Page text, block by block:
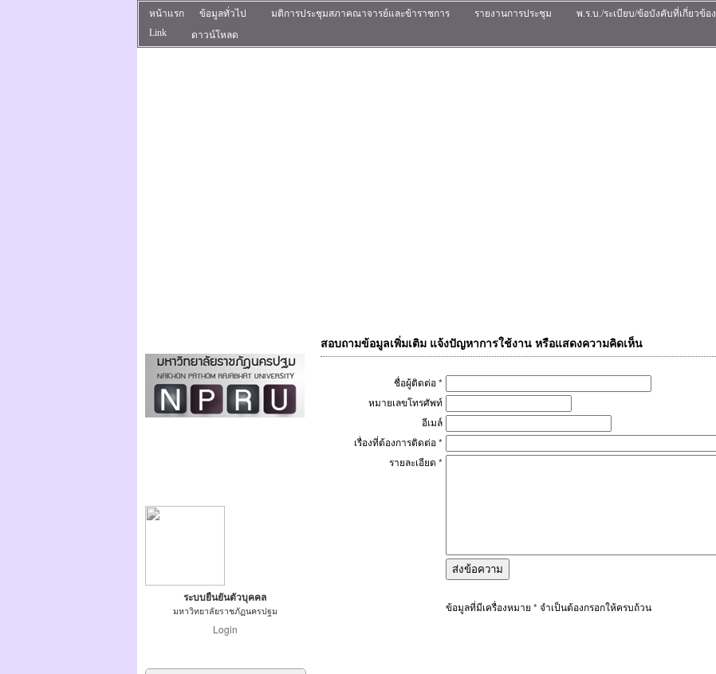
หน้าแรก ข้อมูลทั่วไป มติการประชุมสภาคณาจารย์และข้าราชการ รายงานการประชุม พ.ร.บ./ระเบียบ/ข้อบังคับที่เกี่ยวข้อง
Link
ดาวน์โหลด
ระบบยืนยันตัวบุคคล
มหาวิทยาลัยราชภัฏนครปฐม
Login
สอบถามข้อมูลเพิ่มเติม แจ้งปัญหาการใช้งาน หรือแสดงความคิดเห็น
ชื่อผู้ติดต่อ*
หมายเลขโทรศัพท์
อีเมล์
เรื่องที่ต้องการติดต่อ*
รายละเอียด *
ข้อมูลที่มีเครื่องหมาย * จำเป็นต้องกรอกให้ครบถ้วน